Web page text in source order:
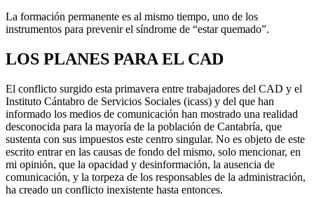
La formación permanente es al mismo tiempo, uno de los
instrumentos para prevenir el síndrome de “estar quemado”.
LOS PLANES PARA EL CAD
El conflicto surgido esta primavera entre trabajadores del CAD y el
Instituto Cántabro de Servicios Sociales (icass) y del que han
informado los medios de comunicación han mostrado una realidad
desconocida para la mayoría de la población de Cantabría, que
sustenta con sus impuestos este centro singular. No es objeto de este
escrito entrar en las causas de fondo del mismo, solo mencionar, en
mi opinión, que la opacidad y desinformación, la ausencia de
comunicación, y la torpeza de los responsables de la administración,
ha creado un conflicto inexistente hasta entonces.